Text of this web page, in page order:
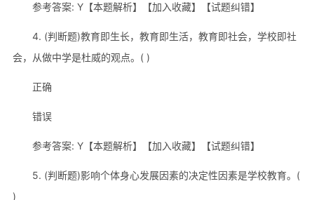
参考答案: Y【本题解析】【加入收藏】【试题纠错】
4. (判断题)教育即生长，教育即生活，教育即社会，学校即社
会，从做中学是杜威的观点。( )
正确
错误
参考答案: Y【本题解析】【加入收藏】【试题纠错】
5. (判断题)影响个体身心发展因素的决定性因素是学校教育。(
)